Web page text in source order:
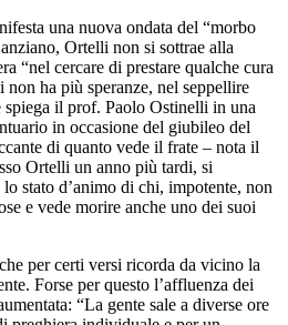
una nuova ondata del “morbo
Ortelli non si sottrae alla
“nel cercare di prestare qualche cura
ha più speranze, nel seppellire
spiega il prof. Paolo Ostinelli in una
in occasione del giubileo del
di quanto vede il frate – nota il
Ortelli un anno più tardi, si
lo stato d’animo di chi, impotente, non
e vede morire anche uno dei suoi
per certi versi ricorda da vicino la
Forse per questo l’affluenza dei
“La gente sale a diverse ore